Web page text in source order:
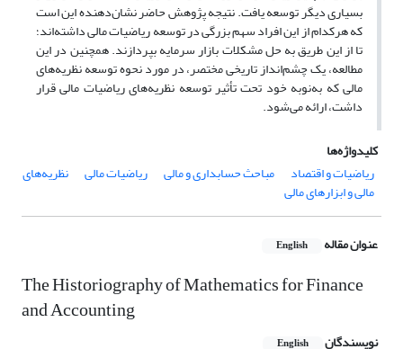
بسیاری دیگر توسعه یافت. نتیجه پژوهش حاضر نشان‌دهنده این است
که هرکدام از این افراد سهم بزرگی در توسعه ریاضیات مالی داشته‌اند؛
تا از این طریق به حل مشکلات بازار سرمایه بپردازند. همچنین در این
مطالعه، یک چشم‌انداز تاریخی مختصر، در مورد نحوه توسعه نظریه‌های
مالی که به‌نوبه خود تحت تأثیر توسعه نظریه‌های ریاضیات مالی قرار
داشت، ارائه می‌شود.
کلیدواژه‌ها
ریاضیات و اقتصاد
مباحث حسابداری و مالی ریاضیات مالی نظریه‌های
مالی و ابزارهای مالی
عنوان مقاله English
The Historiography of Mathematics for Finance
and Accounting
نویسندگان English